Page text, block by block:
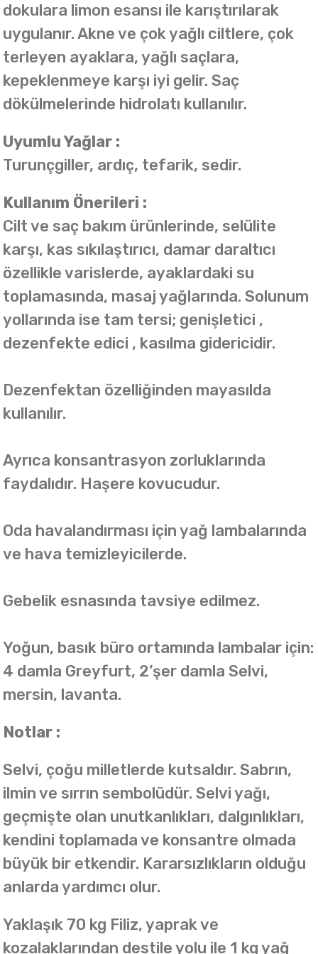
dokulara limon esansı ile karıştırılarak
uygulanır. Akne ve çok yağlı ciltlere, çok
terleyen ayaklara, yağlı saçlara,
kepeklenmeye karşı iyi gelir. Saç
dökülmelerinde hidrolatı kullanılır.
Uyumlu Yağlar :
Turunçgiller, ardıç, tefarik, sedir.
Kullanım Önerileri :
Cilt ve saç bakım ürünlerinde, selülite
karşı, kas sıkılaştırıcı, damar daraltıcı
özellikle varislerde, ayaklardaki su
toplamasında, masaj yağlarında. Solunum
yollarında ise tam tersi; genişletici ,
dezenfekte edici , kasılma gidericidir.
Dezenfektan özelliğinden mayasılda
kullanılır.
Ayrıca konsantrasyon zorluklarında
faydalıdır. Haşere kovucudur.
Oda havalandırması için yağ lambalarında
ve hava temizleyicilerde.
Gebelik esnasında tavsiye edilmez.
Yoğun, basık büro ortamında lambalar için:
4 damla Greyfurt, 2’şer damla Selvi,
mersin, lavanta.
Notlar :
Selvi, çoğu milletlerde kutsaldır. Sabrın,
ilmin ve sırrın sembolüdür. Selvi yağı,
geçmişte olan unutkanlıkları, dalgınlıkları,
kendini toplamada ve konsantre olmada
büyük bir etkendir. Kararsızlıkların olduğu
anlarda yardımcı olur.
Yaklaşık 70 kg Filiz, yaprak ve
kozalaklarından destile yolu ile 1 kg yağ